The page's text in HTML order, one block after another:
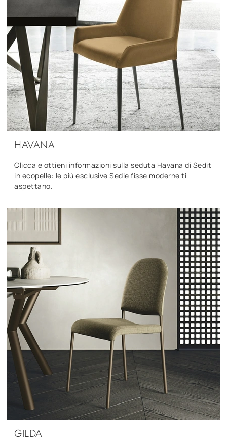
HAVANA
Clicca e ottieni informazioni sulla seduta Havana di Sedit
in ecopelle: le più esclusive Sedie fisse moderne ti
aspettano.
GILDA